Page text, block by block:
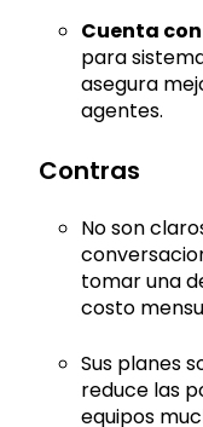
Cuenta
para
asegura
agentes.
Contras
No son
tomar una
costo
Sus planes
reduce las
equipos